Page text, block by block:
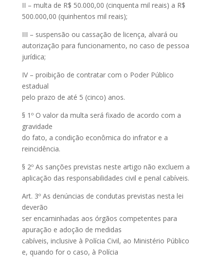
II – multa de R$ 50.000,00 (cinquenta mil reais) a R$
500.000,00 (quinhentos mil reais);
III – suspensão ou cassação de licença, alvará ou
autorização para funcionamento, no caso de pessoa
jurídica;
IV – proibição de contratar com o Poder Público
estadual
pelo prazo de até 5 (cinco) anos.
§ 1º O valor da multa será fixado de acordo com a
gravidade
do fato, a condição econômica do infrator e a
reincidência.
§ 2º As sanções previstas neste artigo não excluem a
aplicação das responsabilidades civil e penal cabíveis.
Art. 3º As denúncias de condutas previstas nesta lei
deverão
ser encaminhadas aos órgãos competentes para
apuração e adoção de medidas
cabíveis, inclusive à Polícia Civil, ao Ministério Público
e, quando for o caso, à Polícia